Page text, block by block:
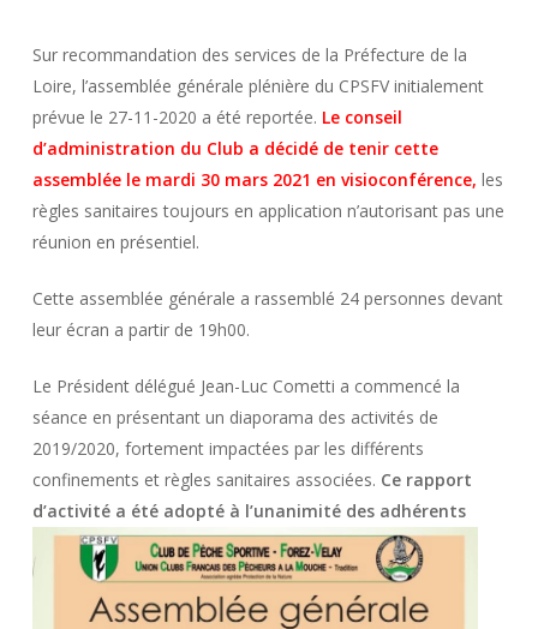
Sur recommandation des services de la Préfecture de la
Loire, l’assemblée générale plénière du CPSFV initialement
prévue le 27-11-2020 a été reportée. Le conseil
d’administration du Club a décidé de tenir cette
assemblée le mardi 30 mars 2021 en visioconférence, les
règles sanitaires toujours en application n’autorisant pas une
réunion en présentiel.
Cette assemblée générale a rassemblé 24 personnes devant
leur écran a partir de 19h00.
Le Président délégué Jean-Luc Cometti a commencé la
séance en présentant un diaporama des activités de
2019/2020, fortement impactées par les différents
confinements et règles sanitaires associées. Ce rapport
d’activité a été adopté à l’unanimité des adhérents